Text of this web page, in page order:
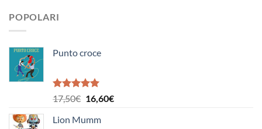
POPOLARI
Punto croce
Valutato
5.00
17,50€ Il
originale
16,60€Il
Lion Mumm